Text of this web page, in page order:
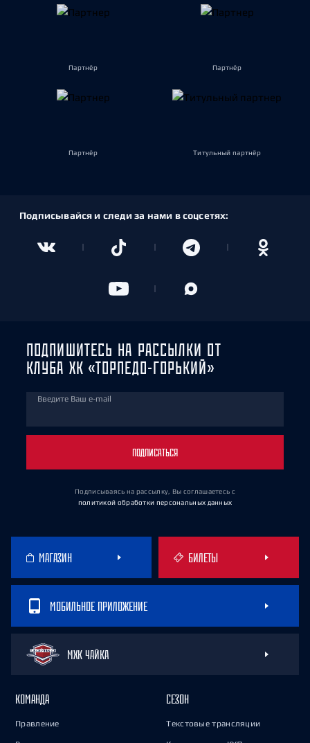
Партнёр Партнёр
Партнёр Титульный партнёр
Подписывайся и следи за нами в соцсетях:
ПОДПИШИТЕСЬ НА РАССЫЛКИ ОТ
КЛУБА ХК «ТОРПЕДО-ГОРЬКИЙ»
Введите Ваш e-mail
ПОДПИСАТЬСЯ
Подписываясь на рассылку, Вы соглашаетесь с
политикой обработки персональных данных
МАГАЗИН БИЛЕТЫ
МОБИЛЬНОЕ ПРИЛОЖЕНИЕ
МХК ЧАЙКА
КОМАНДА
Правление
СЕЗОН
Текстовые трансляции